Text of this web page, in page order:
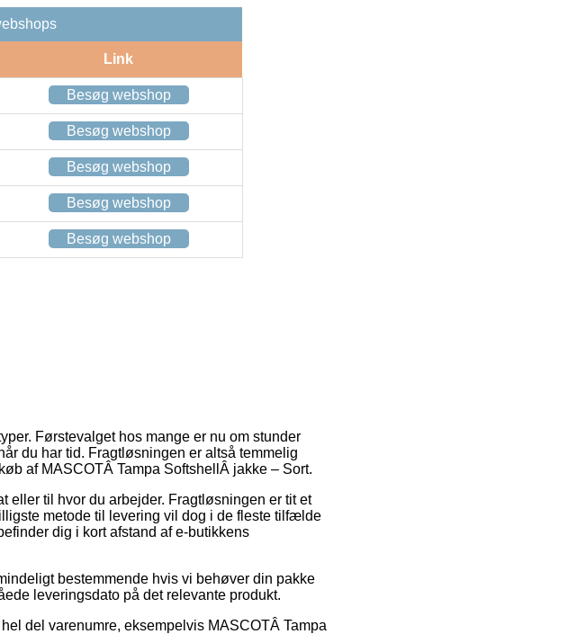
Link
Besøg webshop
Besøg webshop
Besøg webshop
Besøg webshop
Besøg webshop
Førstevalget hos mange er nu om stunder
du har tid. Fragtløsningen er altså temmelig
af MASCOTÂ Tampa SoftshellÂ jakke – Sort.
til hvor du arbejder. Fragtløsningen er tit et
metode til levering vil dog i de fleste tilfælde
dig i kort afstand af e-butikkens
bestemmende hvis vi behøver din pakke
leveringsdato på det relevante produkt.
del varenumre, eksempelvis MASCOTÂ Tampa